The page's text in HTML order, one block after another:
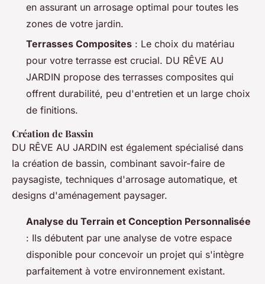
en assurant un arrosage optimal pour toutes les
zones de votre jardin.
Terrasses Composites : Le choix du matériau
pour votre terrasse est crucial. DU RÊVE AU
JARDIN propose des terrasses composites qui
offrent durabilité, peu d'entretien et un large choix
de finitions.
Création de Bassin
DU RÊVE AU JARDIN est également spécialisé dans
la création de bassin, combinant savoir-faire de
paysagiste, techniques d'arrosage automatique, et
designs d'aménagement paysager.
Analyse du Terrain et Conception Personnalisée
: Ils débutent par une analyse de votre espace
disponible pour concevoir un projet qui s'intègre
parfaitement à votre environnement existant.